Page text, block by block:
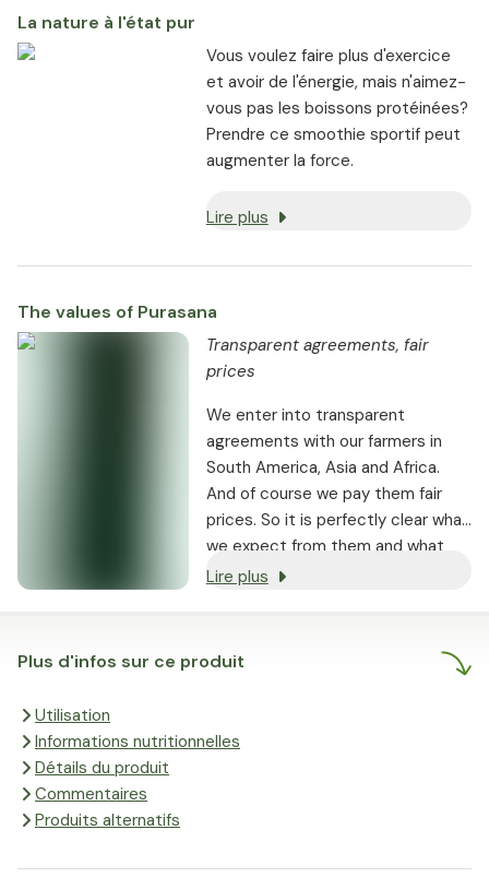
La nature à l'état pur
Vous voulez faire plus d'exercice
et avoir de l'énergie, mais n'aimez-
vous pas les boissons protéinées?
Prendre ce smoothie sportif peut
augmenter la force.
Lire plus
Plus d'infos sur ce produit
Utilisation
Informations nutritionnelles
Détails du produit
Commentaires
Produits alternatifs
The values of Purasana
Transparent agreements, fair
prices
We enter into transparent
agreements with our farmers in
South America, Asia and Africa.
And of course we pay them fair
prices. So it is perfectly clear what
we expect from them and what
they pay for it. It is true that the
quality, sustainability and fair trade
go hand in hand. In short: satisfied
that in turn makes us happy.
Lire plus